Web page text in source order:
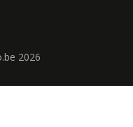
2026